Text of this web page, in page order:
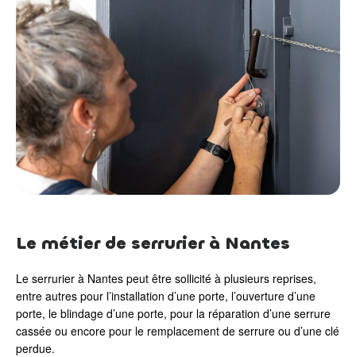
Le métier de serrurier à Nantes
Le serrurier à Nantes peut être sollicité à plusieurs reprises,
entre autres pour l’installation d’une porte, l’ouverture d’une
porte, le blindage d’une porte, pour la réparation d’une serrure
cassée ou encore pour le remplacement de serrure ou d’une clé
perdue.